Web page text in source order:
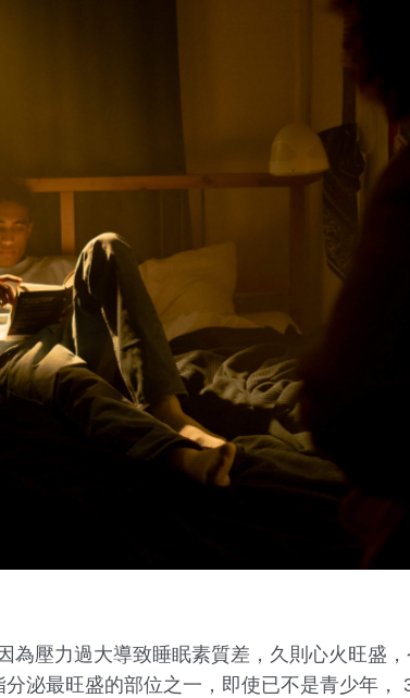
為壓力過大導致睡眠素質差，久則心火旺盛
泌最旺盛的部位之一，即使已不是青少年，